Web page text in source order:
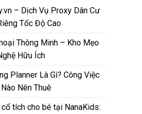
– Dịch Vụ Proxy Dân Cư
Tốc Độ Cao
Thông Minh – Kho Mẹo
Hữu Ích
Planner Là Gì? Công Việc
Nên Thuê
cổ tích cho bé tại NanaKids: